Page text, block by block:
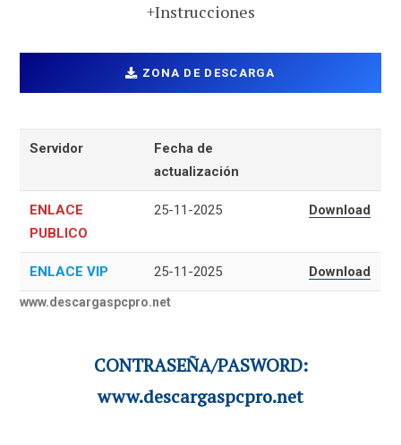
+Instrucciones
ZONA DE DESCARGA
Servidor
Fecha de
actualización
ENLACE
PUBLICO
25-11-2025 Download
ENLACE VIP 25-11-2025 Download
www.descargaspcpro.net
CONTRASEÑA/PASWORD:
www.descargaspcpro.net